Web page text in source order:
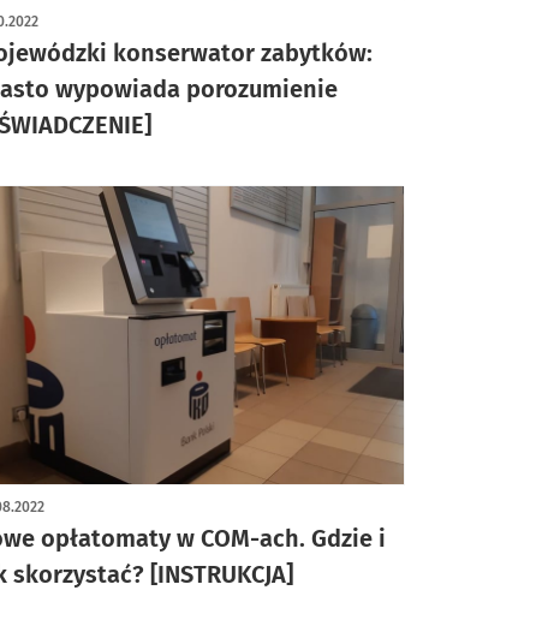
konserwator zabytków:
wypowiada porozumienie
opłatomaty w COM-ach. Gdzie i
skorzystać? [INSTRUKCJA]